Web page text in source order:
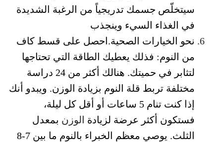
سيتخلّص جسمك تدريجياً من الرغبة الشديدة
في الغذاء السيء وينجذب
نحو الخيارات الصحية.احصل على قسط كاف
من النوم: فذلك يعطيك الطاقة التي تحتاجها
لتثابر في حميتك. هنالك أكثر من 24 دراسة
مختلفة تربط قلة النوم بزيادة الوزن. ويبدو أنك
إذا كنت تنام 5 ساعات أو أقل كل ليلة،
فستكون أكثر عرضة لزيادة الوزن بمعدل
الثلث. يوصي معظم الخبراء بالنوم ما بين 7-8